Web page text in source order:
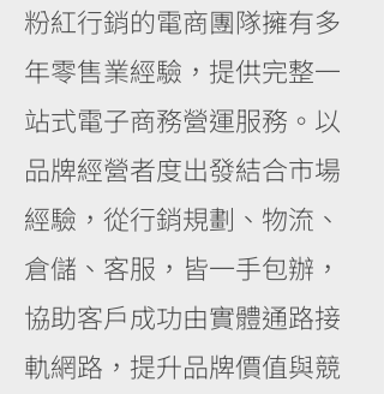
粉紅行銷的電商團隊擁有多
年零售業經驗，提供完整一
站式電子商務營運服務。以
品牌經營者度出發結合市場
經驗，從行銷規劃、物流、
倉儲、客服，皆一手包辦，
協助客戶成功由實體通路接
軌網路，提升品牌價值與競